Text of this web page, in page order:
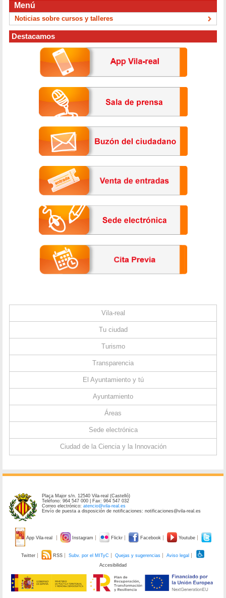
Menú
Noticias sobre cursos y talleres
Destacamos
Vila-real
Tu ciudad
Turismo
Transparencia
El Ayuntamiento y tú
Ayuntamiento
Áreas
Sede electrónica
Ciudad de la Ciencia y la Innovación
Plaça Major s/n. 12540 Vila-real (Castelló)
Teléfono: 964 547 000 | Fax: 964 547 032
Correo electrónico:atencio@vila-real.es
Envío de puesta a disposición de notificaciones: notificaciones@vila-real.es
App Vila-real Instagram Flickr Facebook Youtube
Twitter RSS Subv. por el MITyC Quejas y sugerencias
Aviso legal
Accesibilidad